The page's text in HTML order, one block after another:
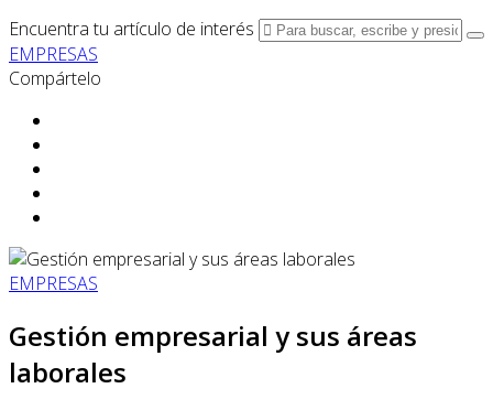
Encuentra tu artículo de interés
EMPRESAS
Compártelo
EMPRESAS
Gestión empresarial y sus áreas
laborales